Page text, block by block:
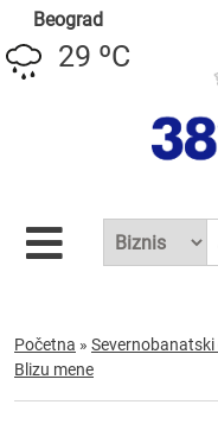
Beograd
29 ºC
Početna » Severnobanatski
Blizu mene